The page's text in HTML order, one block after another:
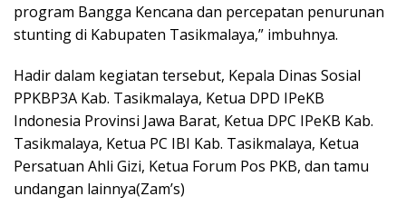
program Bangga Kencana dan percepatan penurunan
stunting di Kabupaten Tasikmalaya,” imbuhnya.
Hadir dalam kegiatan tersebut, Kepala Dinas Sosial
PPKBP3A Kab. Tasikmalaya, Ketua DPD IPeKB
Indonesia Provinsi Jawa Barat, Ketua DPC IPeKB Kab.
Tasikmalaya, Ketua PC IBI Kab. Tasikmalaya, Ketua
Persatuan Ahli Gizi, Ketua Forum Pos PKB, dan tamu
undangan lainnya(Zam’s)